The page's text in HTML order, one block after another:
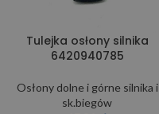
Tulejka osłony silnika
6420940785
Osłony dolne i górne silnika i
sk.biegów